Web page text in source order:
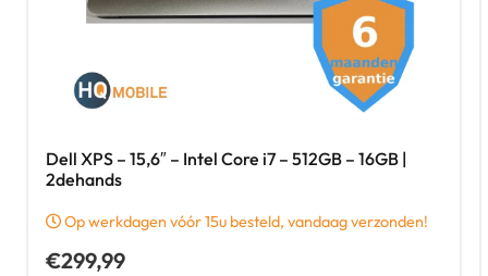
Dell XPS – 15,6″ – Intel Core i7 – 512GB – 16GB |
2dehands
Op werkdagen vóór 15u besteld, vandaag verzonden!
€299,99